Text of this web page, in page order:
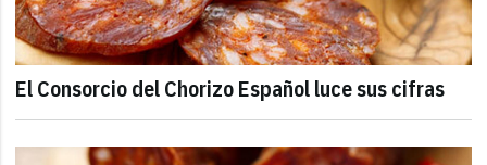
El Consorcio del Chorizo Español luce sus cifras